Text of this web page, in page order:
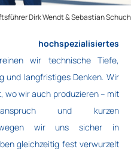
Dirk Wendt & Sebastian Schuch
wir technische Tiefe,
und langfristiges Denken. Wir
wo wir auch produzieren – mit
und kurzen
wir uns sicher in
gleichzeitig fest verwurzelt